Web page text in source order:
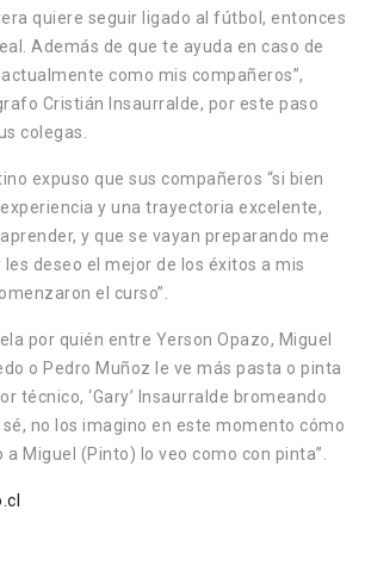
quiere seguir ligado al fútbol, entonces
Además de que te ayuda en caso de
como mis compañeros”,
Cristián Insaurralde, por este paso
colegas.
expuso que sus compañeros “si bien
y una trayectoria excelente,
y que se vayan preparando me
deseo el mejor de los éxitos a mis
el curso”.
por quién entre Yerson Opazo, Miguel
o Pedro Muñoz le ve más pasta o pinta
técnico, ‘Gary’ Insaurralde bromeando
sé, no los imagino en este momento cómo
a Miguel (Pinto) lo veo como con pinta”.